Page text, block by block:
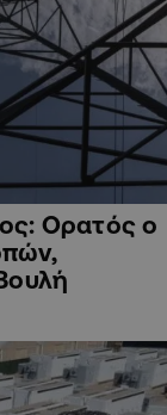
Ορατός ο